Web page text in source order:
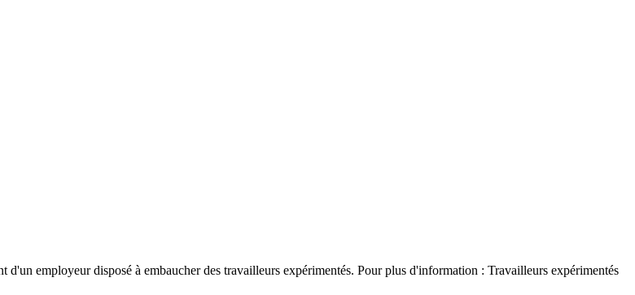
employeur disposé à embaucher des travailleurs expérimentés. Pour plus d'information : Travailleurs expérimentés